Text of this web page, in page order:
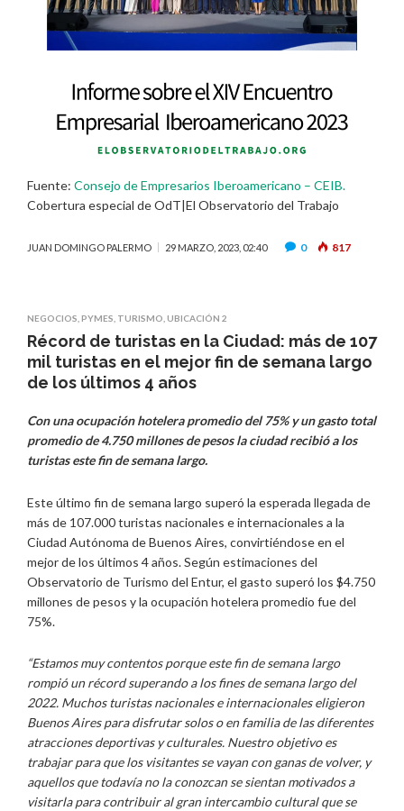
Fuente: Consejo de Empresarios Iberoamericano – CEIB.
Cobertura especial de OdT|El Observatorio del Trabajo
JUAN DOMINGO PALERMO 29 MARZO, 2023, 02:40 0 817
NEGOCIOS PYMES TURISMO UBICACIÓN 2
Récord de turistas en la Ciudad: más de 107
mil turistas en el mejor fin de semana largo
de los últimos 4 años
Con una ocupación hotelera promedio del 75% y un gasto total
promedio de 4.750 millones de pesos la ciudad recibió a los
turistas este fin de semana largo.
Este último fin de semana largo superó la esperada llegada de
más de 107.000 turistas nacionales e internacionales a la
Ciudad Autónoma de Buenos Aires, convirtiéndose en el
mejor de los últimos 4 años. Según estimaciones del
Observatorio de Turismo del Entur, el gasto superó los $4.750
millones de pesos y la ocupación hotelera promedio fue del
75%.
“Estamos muy contentos porque este fin de semana largo
rompió un récord superando a los fines de semana largo del
2022. Muchos turistas nacionales e internacionales eligieron
Buenos Aires para disfrutar solos o en familia de las diferentes
atracciones deportivas y culturales. Nuestro objetivo es
trabajar para que los visitantes se vayan con ganas de volver, y
aquellos que todavía no la conozcan se sientan motivados a
visitarla para contribuir al gran intercambio cultural que se